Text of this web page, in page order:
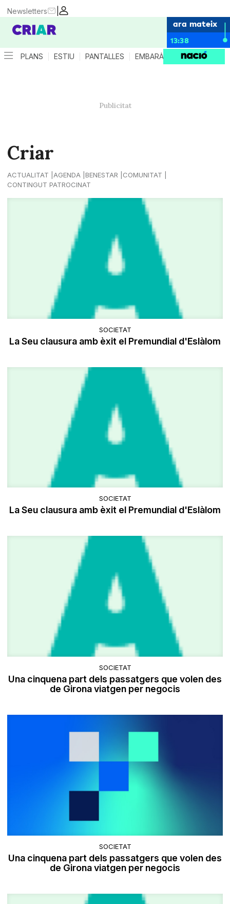
|
Newsletters
ara mateix
13:38
PLANS ESTIU PANTALLES EMBARÀS CRIANÇA
Criar
ACTUALITAT AGENDA BENESTAR
COMUNITAT
CONTINGUT PATROCINAT
SOCIETAT
La Seu clausura amb èxit el Premundial d'Eslàlom
SOCIETAT
La Seu clausura amb èxit el Premundial d'Eslàlom
SOCIETAT
Una cinquena part dels passatgers que volen des
de Girona viatgen per negocis
SOCIETAT
Una cinquena part dels passatgers que volen des
de Girona viatgen per negocis